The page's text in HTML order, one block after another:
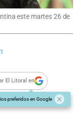
este martes 26 de
El Litoral en
preferidos en Google